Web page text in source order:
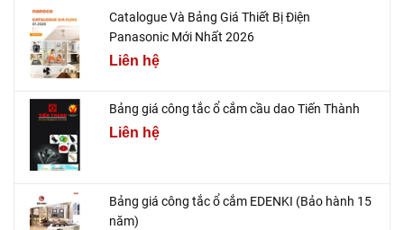
Catalogue Và Bảng Giá Thiết Bị Điện
Panasonic Mới Nhất 2026
Liên hệ
Bảng giá công tắc ổ cắm cầu dao Tiến Thành
Liên hệ
Bảng giá công tắc ổ cắm EDENKI (Bảo hành 15
năm)